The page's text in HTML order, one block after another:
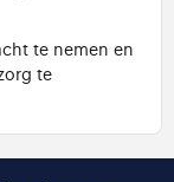
te nemen en
te